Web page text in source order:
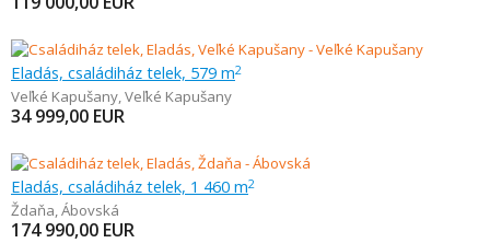
Eladás, családiház telek, 579 m2
Veľké Kapušany,Veľké Kapušany
34 999,00 EUR
Eladás, családiház telek, 1 460 m2
Ždaňa,Ábovská
174 990,00 EUR